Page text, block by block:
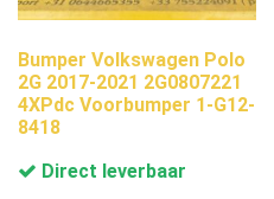
Bumper Volkswagen Polo
2G 2017-2021 2G0807221
4XPdc Voorbumper 1-G12-
8418
Direct leverbaar